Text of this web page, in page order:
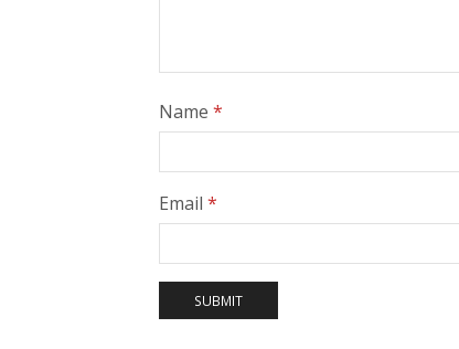
Name *
Email *